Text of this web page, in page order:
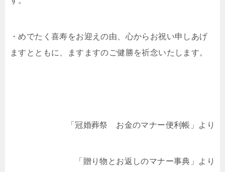
・めでたく喜寿をお迎えの由、心からお祝い申しあげ
ますとともに、ますますのご健勝を祈念いたします。
「冠婚葬祭 お金のマナー便利帳」より
「贈り物とお返しのマナー事典」より